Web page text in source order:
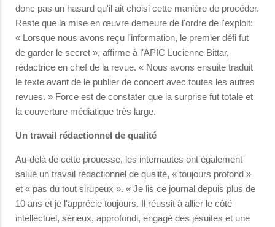
donc pas un hasard qu'il ait choisi cette manière de procéder.
Reste que la mise en œuvre demeure de l'ordre de l'exploit:
« Lorsque nous avons reçu l'information, le premier défi fut
de garder le secret », affirme à l'APIC Lucienne Bittar,
rédactrice en chef de la revue. « Nous avons ensuite traduit
le texte avant de le publier de concert avec toutes les autres
revues. » Force est de constater que la surprise fut totale et
la couverture médiatique très large.
Un travail rédactionnel de qualité
Au-delà de cette prouesse, les internautes ont également
salué un travail rédactionnel de qualité, « toujours profond »
et « pas du tout sirupeux ». « Je lis ce journal depuis plus de
10 ans et je l'apprécie toujours. Il réussit à allier le côté
intellectuel, sérieux, approfondi, engagé des jésuites et une